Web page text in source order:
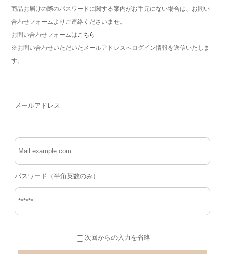
商品お届けの際のパスワードに関する案内がお手元にない場合は、お問い
合わせフォームよりご連絡くださいませ。
お問い合わせフォームはこちら
※お問い合わせいただいたメールアドレスへログイン情報を送信いたしま
す。
メールアドレス
パスワード（半角英数のみ）
次回からの入力を省略